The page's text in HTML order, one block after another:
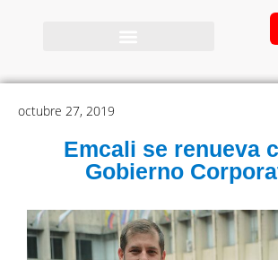
octubre 27, 2019
Emcali se renueva
Gobierno